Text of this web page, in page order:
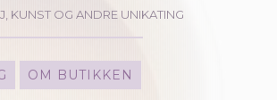
KUNST OG ANDRE UNIKATING
OM BUTIKKEN